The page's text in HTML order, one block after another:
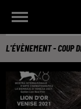
L'ÉVÈNEMENT - COUP